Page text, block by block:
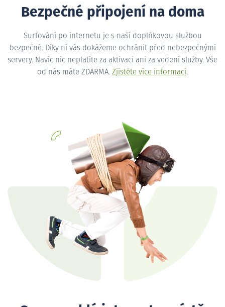
Bezpečné připojení na doma
Surfování po internetu je s naší doplňkovou službou
bezpečné. Díky ní vás dokážeme ochránit před nebezpečnými
servery. Navíc nic neplatíte za aktivaci ani za vedení služby. Vše
od nás máte ZDARMA. Zjistěte více informací.